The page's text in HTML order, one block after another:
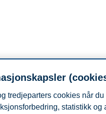
tredjeparters cookies når
statistikk